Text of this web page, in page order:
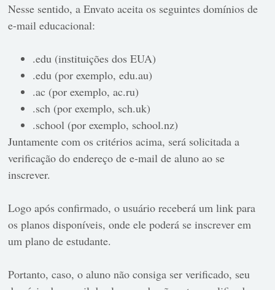
Nesse sentido, a Envato aceita os seguintes domínios de
e-mail educacional:
.edu (instituições dos EUA)
.edu (por exemplo, edu.au)
.ac (por exemplo, ac.ru)
.sch (por exemplo, sch.uk)
.school (por exemplo, school.nz)
Juntamente com os critérios acima, será solicitada a
verificação do endereço de e-mail de aluno ao se
inscrever.
Logo após confirmado, o usuário receberá um link para
os planos disponíveis, onde ele poderá se inscrever em
um plano de estudante.
Portanto, caso, o aluno não consiga ser verificado, seu